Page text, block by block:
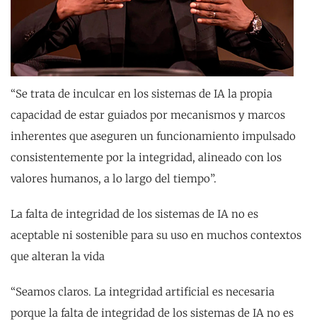
“Se trata de inculcar en los sistemas de IA la propia
capacidad de estar guiados por mecanismos y marcos
inherentes que aseguren un funcionamiento impulsado
consistentemente por la integridad, alineado con los
valores humanos, a lo largo del tiempo”.
La falta de integridad de los sistemas de IA no es
aceptable ni sostenible para su uso en muchos contextos
que alteran la vida
“Seamos claros. La integridad artificial es necesaria
porque la falta de integridad de los sistemas de IA no es